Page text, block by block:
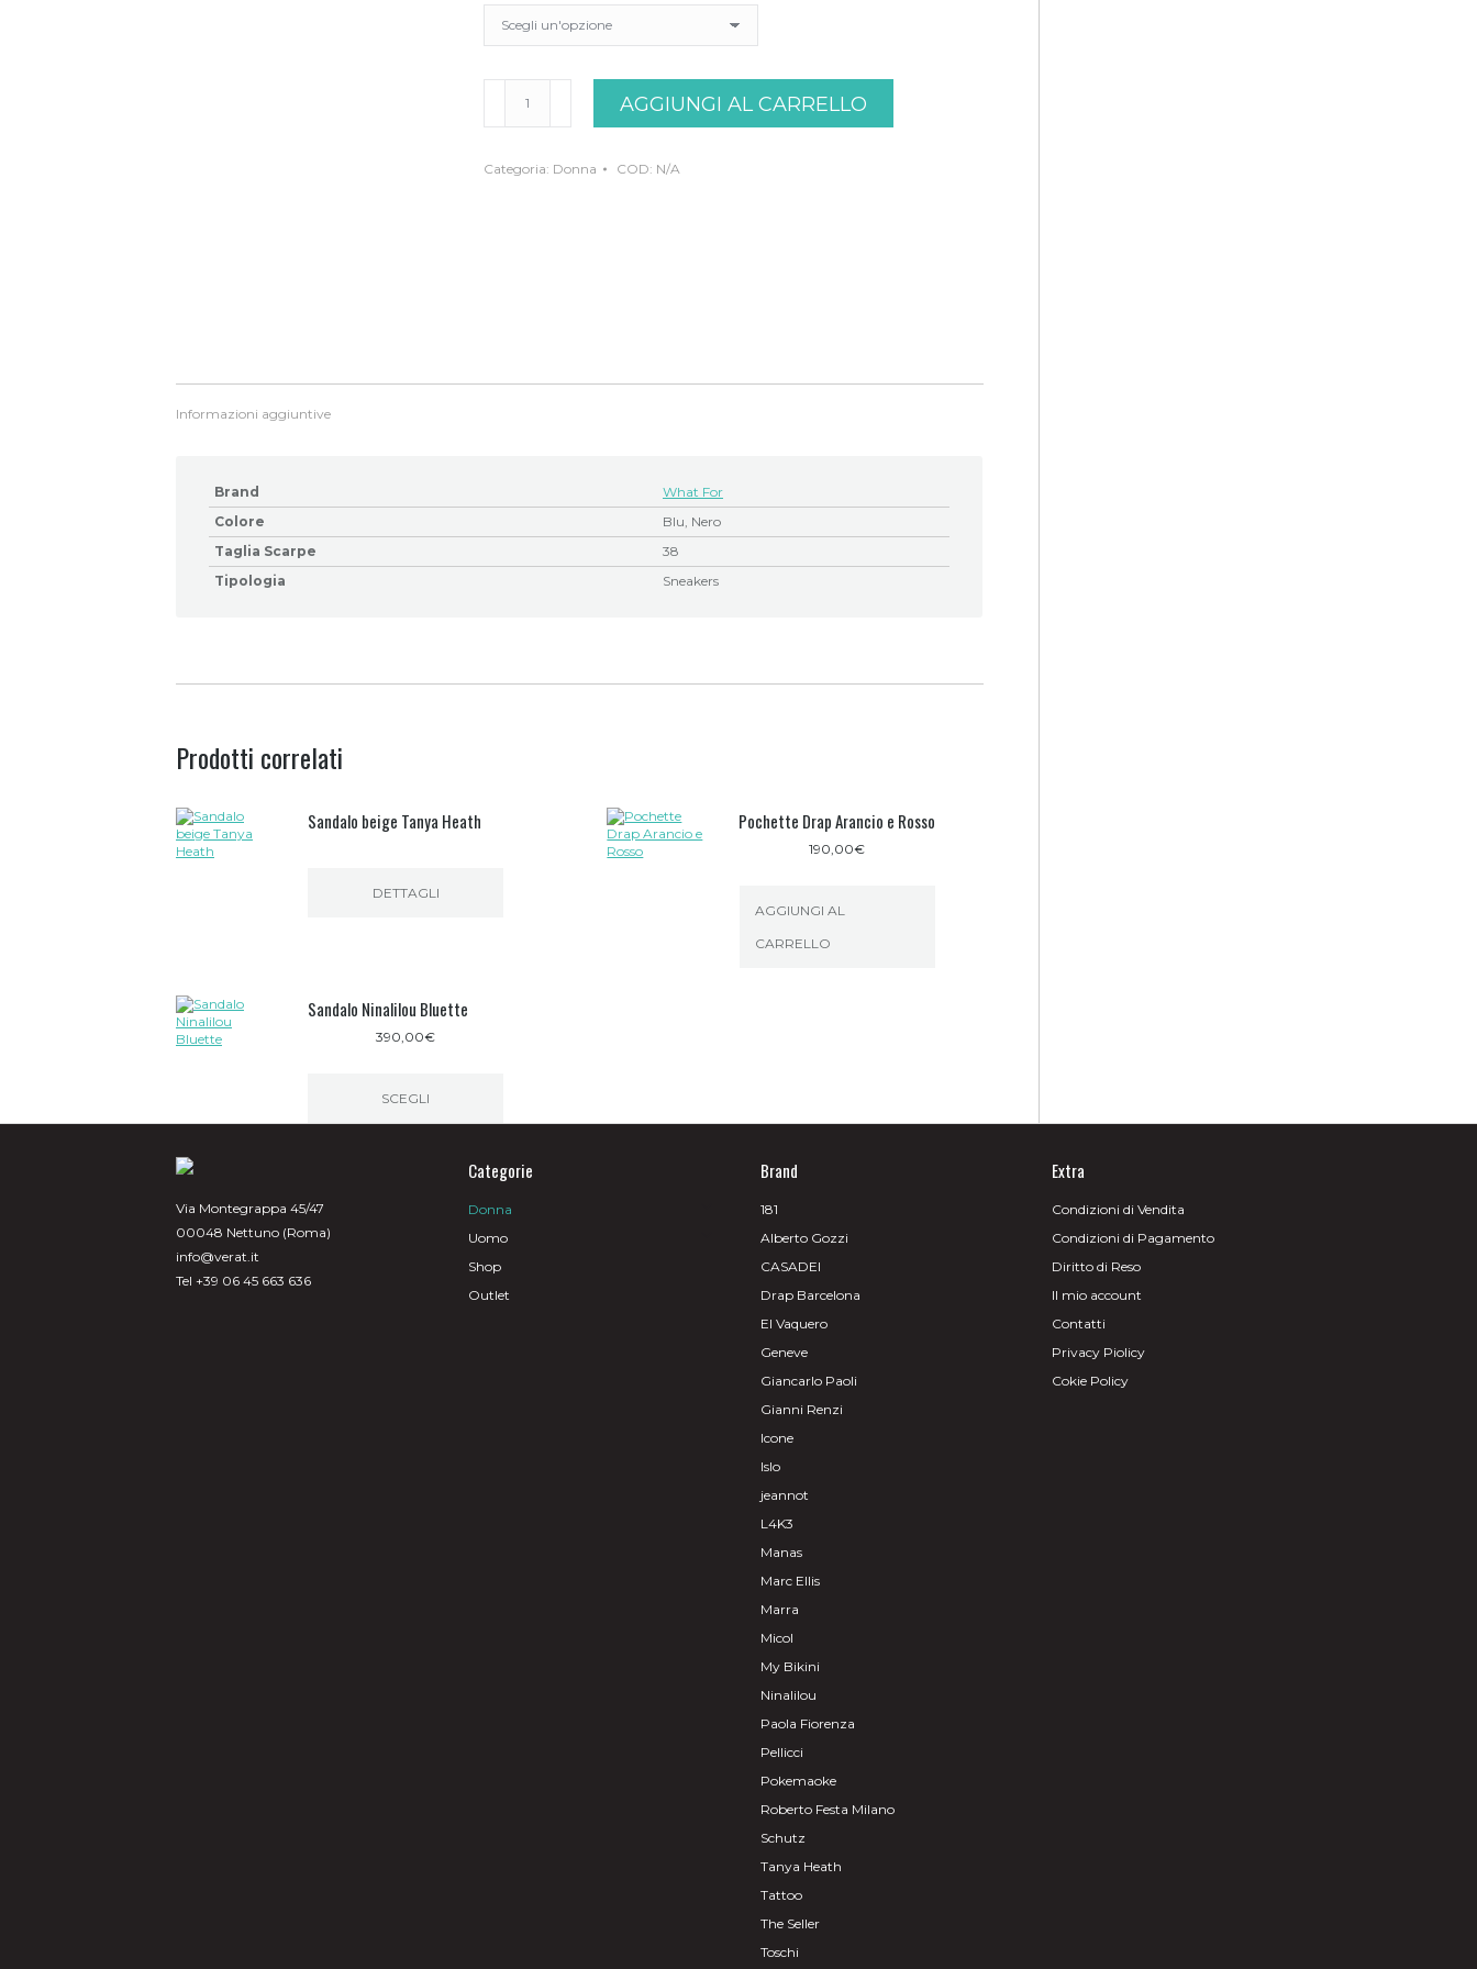
allacciata
AGGIUNGI AL CARRELLO
Categoria: Donna COD: N/A
Informazioni aggiuntive
Brand
What For
Colore
Blu, Nero
Taglia Scarpe
38
Tipologia
Sneakers
Prodotti correlati
Sandalo beige Tanya Heath
DETTAGLI
Pochette Drap Arancio e Rosso
190,00€
AGGIUNGI AL
CARRELLO
Sandalo Ninalilou Bluette
390,00€
SCEGLI
varianti.
Le
opzioni
scelte
Via Montegrappa 45/47
00048 Nettuno (Roma)
info@verat.it
Tel +39 06 45 663 636
Categorie
Donna
Uomo
Shop
Outlet
Brand
181
Alberto Gozzi
CASADEI
Drap Barcelona
El Vaquero
Geneve
Giancarlo Paoli
Gianni Renzi
Icone
Islo
jeannot
L4K3
Manas
Marc Ellis
Marra
Micol
My Bikini
Ninalilou
Paola Fiorenza
Pellicci
Pokemaoke
Roberto Festa Milano
Schutz
Tanya Heath
Tattoo
The Seller
Toschi
Extra
Condizioni di Vendita
Condizioni di Pagamento
Diritto di Reso
Il mio account
Contatti
Privacy Piolicy
Cokie Policy